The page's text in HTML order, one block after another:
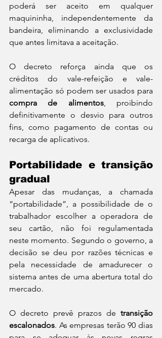
poderá ser aceito em qualquer
maquininha, independentemente da
bandeira, eliminando a exclusividade
que antes limitava a aceitação.
O decreto reforça ainda que os
créditos do vale-refeição e vale-
compra de alimentos, proibindo
definitivamente o desvio para outros
fins, como pagamento de contas ou
recarga de aplicativos.
Portabilidade e transição
gradual
Apesar das mudanças, a chamada
“portabilidade”, a possibilidade de o
trabalhador escolher a operadora de
seu cartão, não foi regulamentada
neste momento. Segundo o governo, a
decisão se deu por razões técnicas e
pela necessidade de amadurecer o
sistema antes de uma abertura total do
mercado.
O decreto prevê prazos de transição
escalonados. As empresas terão 90 dias